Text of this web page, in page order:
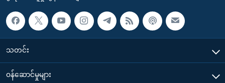
သတင်း
၀န်ဆောင်မှုများ